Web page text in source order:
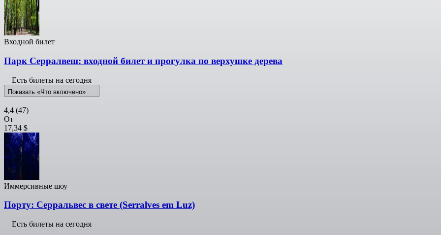
Входной билет
Парк Серралвеш: входной билет и прогулка по верхушке дерева
Есть билеты на сегодня
Показать «Что включено»
4,4 (47)
От
17,34 $
Иммерсивные шоу
Порту: Серральвес в свете (Serralves em Luz)
Есть билеты на сегодня